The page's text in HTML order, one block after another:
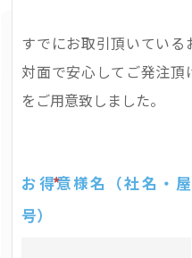
すでにお取引頂いてい
対面で安心してご発注
をご用意致しました。
お得意様名（社名・屋
号）